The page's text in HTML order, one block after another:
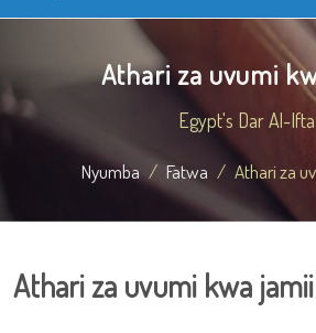
Athari za uvumi
Egypt's Dar Al-Ifta
Nyumba Fatwa Athari za
Athari za uvumi kwa jamii